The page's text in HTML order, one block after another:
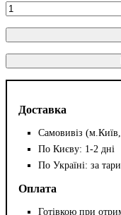
Доставка
Самовивіз
По Києву: 1-2 дні
По Україні: за
Оплата
Готівкою при